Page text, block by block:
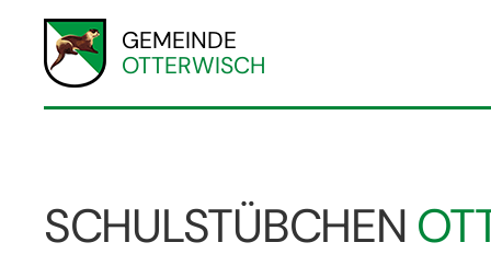
GEMEINDE
OTTERWISCH
SCHULSTÜBCHEN